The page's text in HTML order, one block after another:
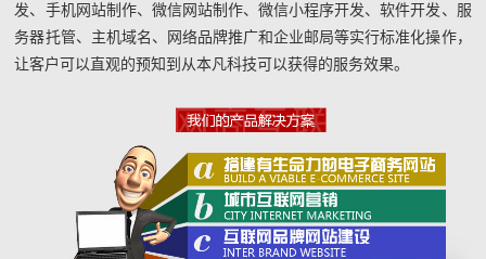
发、手机网站制作、微信网站制作、微信小程序开发、软件开发、服
务器托管、主机域名、网络品牌推广和企业邮局等实行标准化操作，
让客户可以直观的预知到从本凡科技可以获得的服务效果。